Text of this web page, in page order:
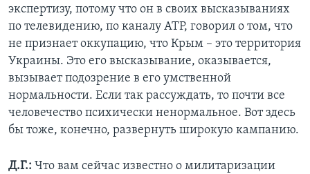
экспертизу, потому что он в своих высказываниях
по телевидению, по каналу АТР, говорил о том, что
не признает оккупацию, что Крым – это территория
Украины. Это его высказывание, оказывается,
вызывает подозрение в его умственной
нормальности. Если так рассуждать, то почти все
человечество психически ненормальное. Вот здесь
бы тоже, конечно, развернуть широкую кампанию.
Д.Г.: Что вам сейчас известно о милитаризации